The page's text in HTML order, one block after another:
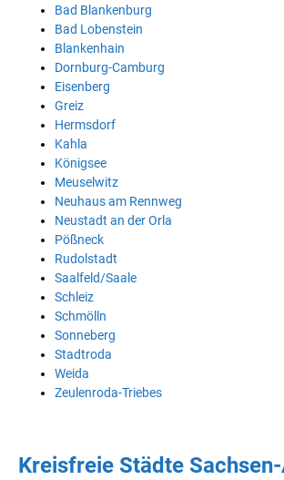
Bad Blankenburg
Bad Lobenstein
Blankenhain
Dornburg-Camburg
Eisenberg
Greiz
Hermsdorf
Kahla
Königsee
Meuselwitz
Neuhaus am Rennweg
Neustadt an der Orla
Pößneck
Rudolstadt
Saalfeld/Saale
Schleiz
Schmölln
Sonneberg
Stadtroda
Weida
Zeulenroda-Triebes
Kreisfreie Städte